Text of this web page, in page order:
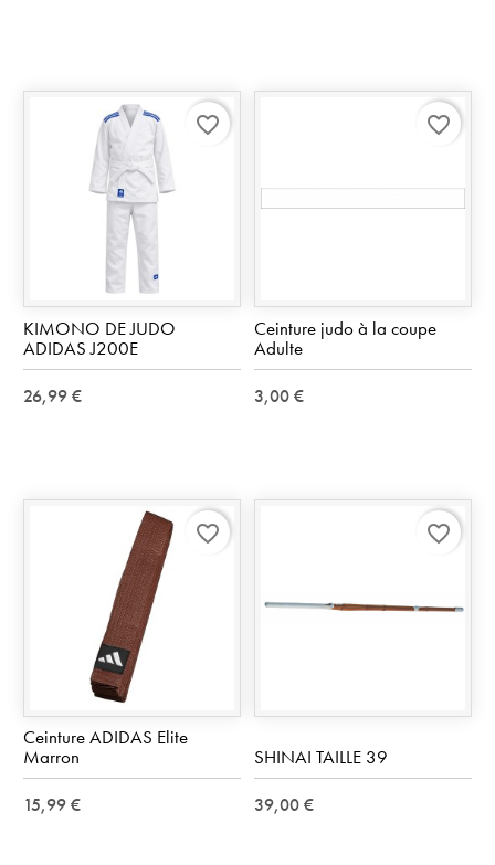
KIMONO DE JUDO
ADIDAS J200E
26,99 €
favorite_border
Ceinture judo à la coupe
Adulte
3,00 €
favorite_border
Ceinture ADIDAS Elite
Marron
15,99 €
favorite_border
SHINAI TAILLE 39
39,00 €
favorite_border